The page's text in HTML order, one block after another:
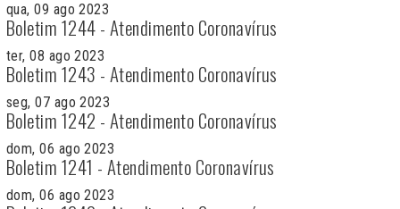
qua, 09 ago 2023
Boletim 1244 - Atendimento Coronavírus
ter, 08 ago 2023
Boletim 1243 - Atendimento Coronavírus
seg, 07 ago 2023
Boletim 1242 - Atendimento Coronavírus
dom, 06 ago 2023
Boletim 1241 - Atendimento Coronavírus
dom, 06 ago 2023